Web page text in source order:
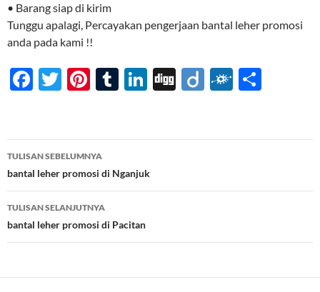
• Barang siap di kirim
Tunggu apalagi, Percayakan pengerjaan bantal leher promosi
anda pada kami !!
F
b
o
o
k
T
er
Pi
es
t
T
bl
r
Li
e
dI
n
Di Di F
d e
Navigasi
Tulisan
TULISAN SEBELUMNYA
bantal leher promosi di Nganjuk
TULISAN SELANJUTNYA
bantal leher promosi di Pacitan